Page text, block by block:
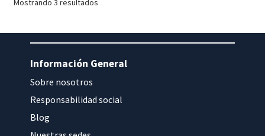
Mostrando 3 resultados
Información General
Sobre nosotros
Responsabilidad social
Blog